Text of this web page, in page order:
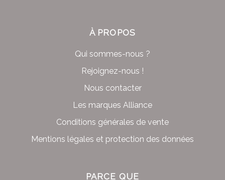
À PROPOS
Qui sommes-nous ?
Rejoignez-nous !
Nous contacter
Les marques Alliance
Conditions générales de vente
Mentions légales et protection des données
PARCE QUE